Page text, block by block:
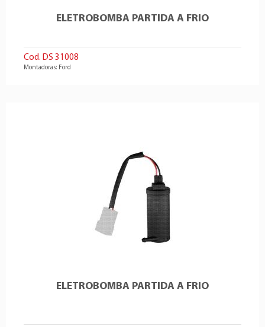
ELETROBOMBA PARTIDA A FRIO
Cod. DS 31008
Montadoras: Ford
ELETROBOMBA PARTIDA A FRIO